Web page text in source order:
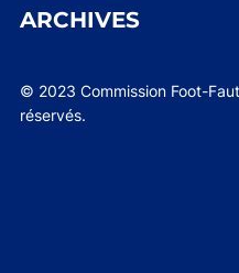
ARCHIVES
© 2023 Commission Foot-
réservés.